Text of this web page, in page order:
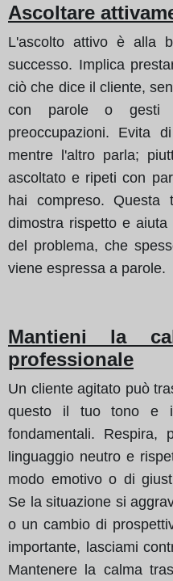
Ascoltare
L'ascolto attivo è alla
successo. Implica
ciò che dice il cliente,
con parole o gesti
preoccupazioni. Evita
mentre l'altro parla;
ascoltato e ripeti con
hai compreso. Questa
dimostra rispetto e
del problema, che
viene espressa a parole.
Mantieni la
professionale
Un cliente agitato può
questo il tuo tono e
fondamentali. Respira,
linguaggio neutro e
modo emotivo o di
Se la situazione si
o un cambio di
importante, lasciami
Mantenere la calma